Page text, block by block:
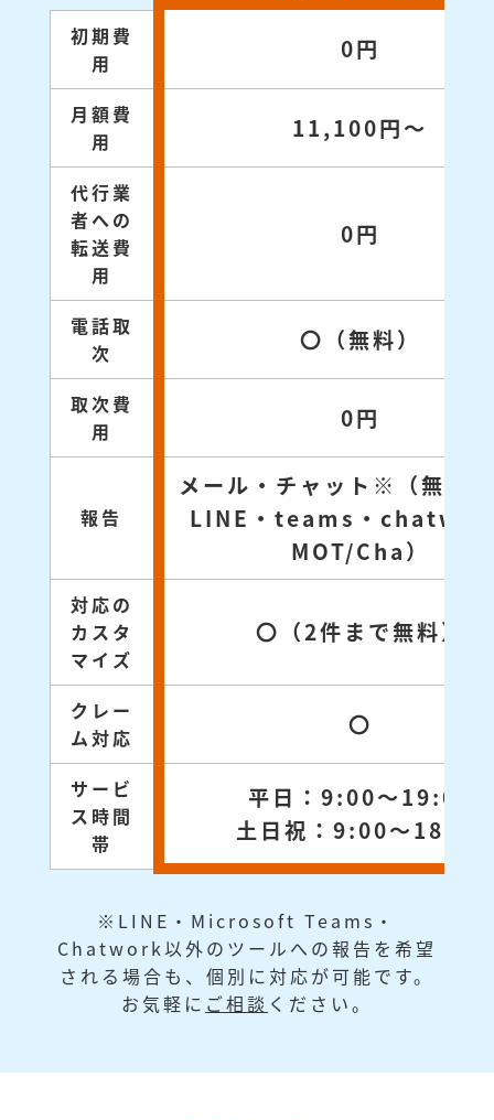
初期費
用
0円
月額費
用
11,100円～
代行業
者への
転送費
用
0円
電話取
次
〇（無料）
取次費
用
0円
報告
メール・チャット※（無料
LINE・teams・
MOT/Cha）
対応の
カスタ
マイズ
〇（2件まで無料）
クレー
ム対応
〇
サービ
ス時間
帯
平日：9:00～19:00
土日祝：9:00～18:00
※LINE・Microsoft Teams・
Chatwork以外のツールへの報告を希望
される場合も、個別に対応が可能です。
お気軽に ご相談 ください。